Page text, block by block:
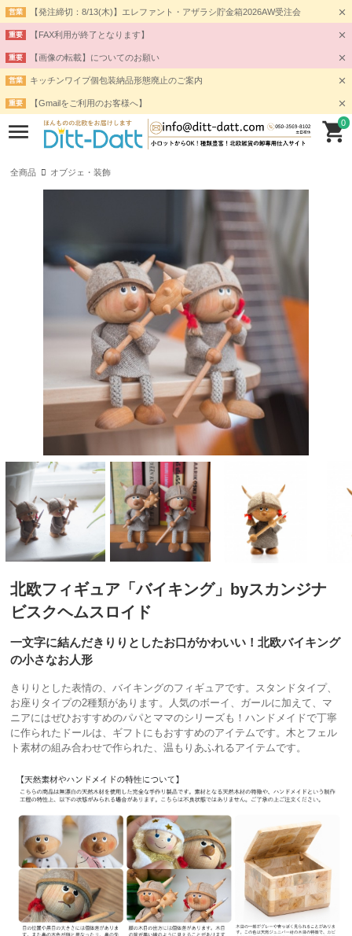
営業 【発注締切：8/13(木)】エレファント・アザラシ貯金箱2026AW受注会
重要 【FAX利用が終了となります】
重要 【画像の転載】についてのお願い
営業 キッチンワイプ個包装納品形態廃止のご案内
重要 【Gmailをご利用のお客様へ】
0
全商品 オブジェ・装飾
北欧フィギュア「バイキング」byスカンジナ
ビスクヘムスロイド
一文字に結んだきりりとしたお口がかわいい！北欧バイキング
の小さなお人形
きりりとした表情の、バイキングのフィギュアです。スタンドタイプ、
お座りタイプの2種類があります。人気のボーイ、ガールに加えて、マ
ニアにはぜひおすすめのパパとママのシリーズも！ハンドメイドで丁寧
に作られたドールは、ギフトにもおすすめのアイテムです。木とフェル
ト素材の組み合わせで作られた、温もりあふれるアイテムです。